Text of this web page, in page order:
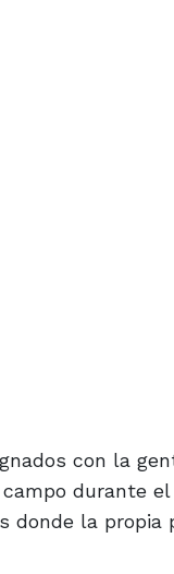
con la
durante
la propia